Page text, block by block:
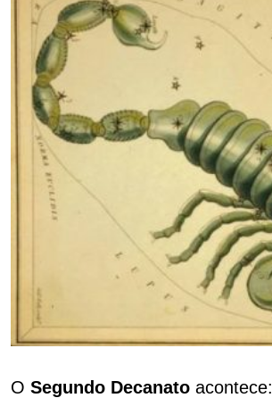
O Segundo Decanato acontece: